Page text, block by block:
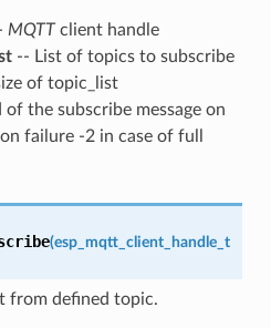
MQTTclient handle
-- List of topics to subscribe
of topic_list
of the subscribe message on
failure -2 in case of full
(esp_mqtt_client_handle_t
from defined topic.